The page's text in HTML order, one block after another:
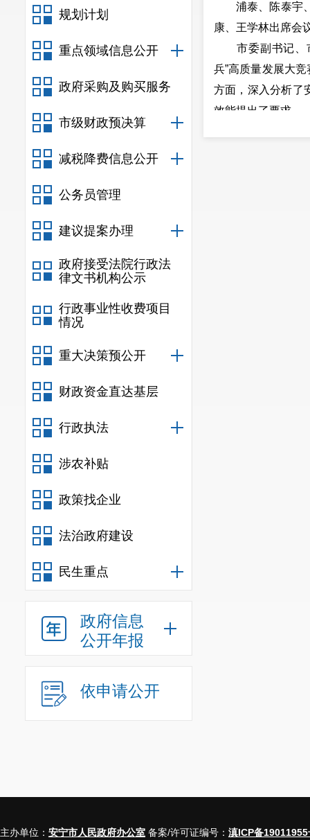
规划计划
重点领域信息公开
政府采购及购买服务
市级财政预决算
减税降费信息公开
公务员管理
建议提案办理
政府接受法院行政法
律文书机构公示
行政事业性收费项目
情况
重大决策预公开
财政资金直达基层
行政执法
涉农补贴
政策找企业
法治政府建设
民生重点
政府信息
公开年报
依申请公开
浦泰、陈泰宇、
康、王学林出席会
市委副书记、市
兵”高质量发展大
方面，深入分析了
效能提出了要求。
主办单位： 安宁市人民政府办公室 备案/许可证编号： 滇ICP备